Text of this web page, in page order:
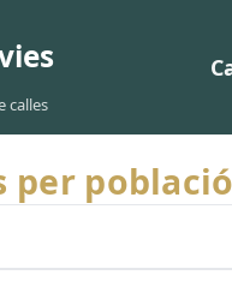
calles
per població